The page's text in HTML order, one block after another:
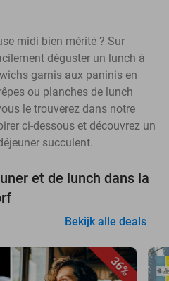
midi bien mérité ? Sur
déguster un lunch à
garnis aux paninis en
ou planches de lunch
le trouverez dans notre
ci-dessous et découvrez un
succulent.
et de lunch dans la
Bekijk alle deals
36%